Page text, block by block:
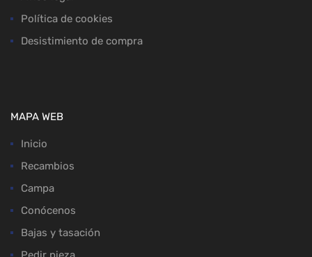
Política de cookies
Desistimiento de compra
MAPA WEB
Inicio
Recambios
Campa
Conócenos
Bajas y tasación